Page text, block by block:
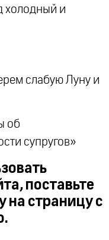
холодный и
слабую Луну и
об
супругов»
поставьте
на страницу с